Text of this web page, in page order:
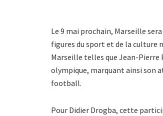
Le 9 mai prochain, Marseille
figures du sport et de la culture
Marseille telles que Jean-Pierre
olympique, marquant ainsi son
football.
Pour Didier Drogba, cette